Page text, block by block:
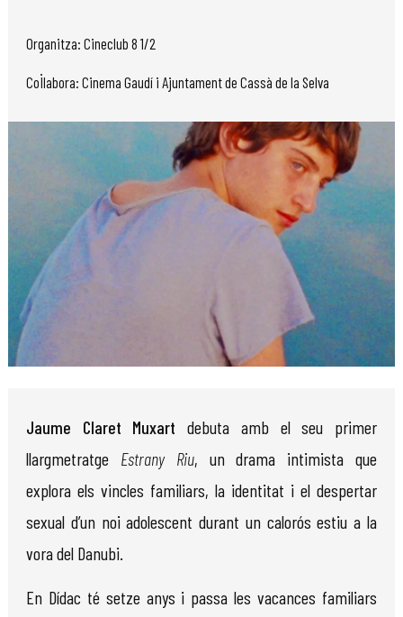
Organitza: Cineclub 8 1/2
Col·labora: Cinema Gaudí i Ajuntament de Cassà de la Selva
Jaume Claret Muxart debuta amb el seu primer
llargmetratge Estrany Riu, un drama intimista que
explora els vincles familiars, la identitat i el despertar
sexual d’un noi adolescent durant un calorós estiu a la
vora del Danubi.
En Dídac té setze anys i passa les vacances familiars